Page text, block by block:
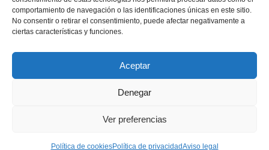
comportamiento de navegación o las identificaciones únicas en este sitio.
No consentir o retirar el consentimiento, puede afectar negativamente a
ciertas características y funciones.
Aceptar
Denegar
Ver preferencias
Política de cookiesPolítica de privacidadAviso legal
rioja@pp.es
política de cookiesdel Partido Popular.